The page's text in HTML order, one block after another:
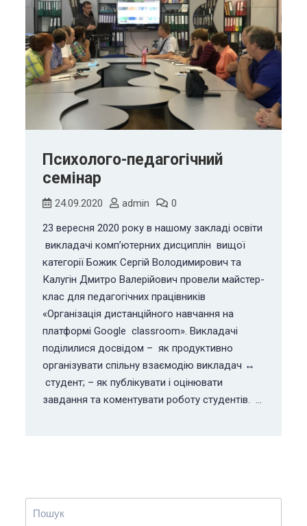
Психолого-педагогічний
семінар
24.09.2020 admin
0
23 вересня 2020 року в нашому закладі освіти
викладачі комп’ютерних дисциплін вищої
категорії Божик Сергій Володимирович та
Калугін Дмитро Валерійович провели майстер-
клас для педагогічних працівників
«Організація дистанційного навчання на
платформі Google classroom». Викладачі
поділилися досвідом – як продуктивно
організувати спільну взаємодію викладач ↔
студент; – як публікувати і оцінювати
завдання та коментувати роботу студентів. …